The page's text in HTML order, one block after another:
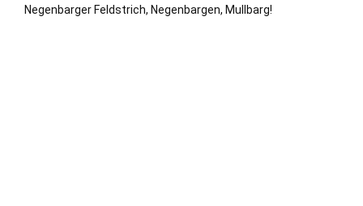
Negenbarger Feldstrich, Negenbargen, Mullbarg!